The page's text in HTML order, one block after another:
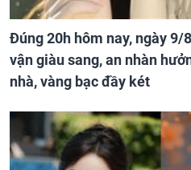
Đúng 20h hôm nay, ngày 9/
vận giàu sang, an nhàn
nhà, vàng bạc đầy két